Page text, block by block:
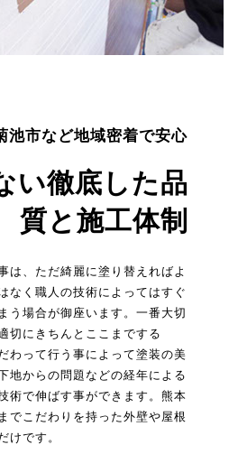
池市など地域密着で安心
い徹底した品
質と施工体制
は、ただ綺麗に塗り替えればよ
なく職人の技術によってはすぐ
う場合が御座います。一番大切
切にきちんとここまでする
わって行う事によって塗装の美
地からの問題などの経年による
術で伸ばす事ができます。熊本
でこだわりを持った外壁や屋根
けです。